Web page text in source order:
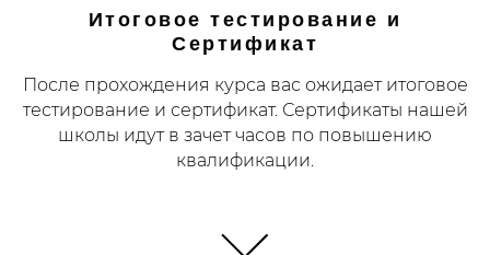
Итоговое тестирование и
Сертификат
После прохождения курса вас ожидает итоговое
тестирование и сертификат. Сертификаты нашей
школы идут в зачет часов по повышению
квалификации.